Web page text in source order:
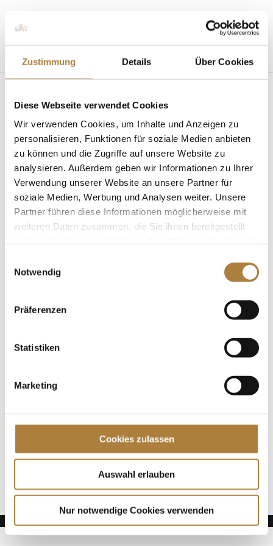
Zustimmung Details Über Cookies
Diese Webseite verwendet Cookies
Wir verwenden Cookies, um Inhalte und Anzeigen zu
personalisieren, Funktionen für soziale Medien anbieten
zu können und die Zugriffe auf unsere Website zu
analysieren. Außerdem geben wir Informationen zu Ihrer
Verwendung unserer Website an unsere Partner für
soziale Medien, Werbung und Analysen weiter. Unsere
Partner führen diese Informationen möglicherweise mit
weiteren Daten zusammen, die Sie ihnen bereitgestellt
Notwendig
Präferenzen
Statistiken
Marketing
Cookies zulassen
Auswahl erlauben
Nur notwendige Cookies verwenden
Seite wählen
Talentpool: Calvin Böckmann gewinnt Indoor
Vielseitigkeit in Salzburg
von Inga Schmidt | 11. Dezember 2019 News ,
Talentpool für Förderpatenschaften
Vier Sekunden schneller als Lea Siegl und Michael
Jung Salzburg. Die Tage werden kürzer, das Wetter
Gange. Mit dabei: Unser Talenpoolathlet Calvin
Spenden
Aktuelle News
Weltmeister
100. Geburtstag von HGW: Warendorf erinnert an
eine Legende des Pferdesports
Goldenes Reitabzeichen für Carolina Miesner